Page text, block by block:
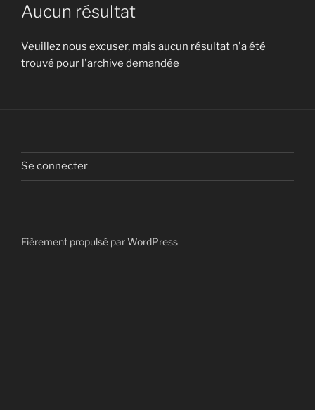
Aucun résultat
Veuillez nous excuser, mais aucun résultat n'a été
trouvé pour l'archive demandée
Se connecter
Fièrement propulsé par WordPress